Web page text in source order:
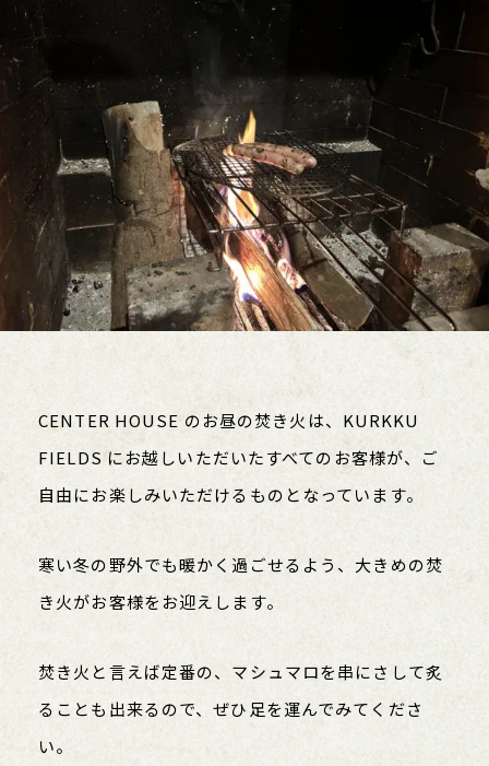
CENTER HOUSE のお昼の焚き火は、KURKKU
FIELDS にお越しいただいたすべてのお客様が、ご
自由にお楽しみいただけるものとなっています。
寒い冬の野外でも暖かく過ごせるよう、大きめの焚
き火がお客様をお迎えします。
焚き火と言えば定番の、マシュマロを串にさして炙
ることも出来るので、ぜひ足を運んでみてくださ
い。